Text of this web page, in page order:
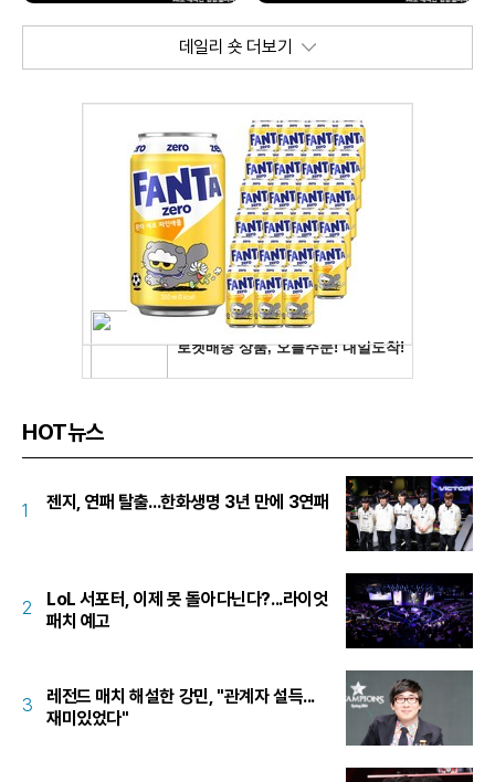
데일리 숏 더보기
HOT뉴스
1 젠지, 연패 탈출...한화생명 3년 만에 3연패
2
LoL 서포터, 이제 못 돌아다닌다?...라이엇
패치 예고
3
레전드 매치 해설한 강민, "관계자 설득...
재미있었다"